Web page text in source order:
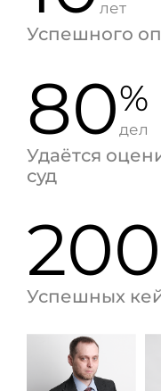
лет
Успешного
80%
дел
Удаётся
суд
Успешных